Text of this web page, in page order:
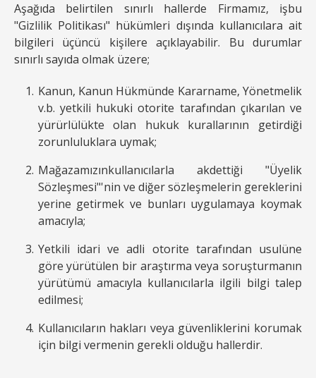
Aşağıda belirtilen sınırlı hallerde Firmamız, işbu
"Gizlilik Politikası" hükümleri dışında kullanıcılara ait
bilgileri üçüncü kişilere açıklayabilir. Bu durumlar
sınırlı sayıda olmak üzere;
Kanun, Kanun Hükmünde Kararname, Yönetmelik
v.b. yetkili hukuki otorite tarafından çıkarılan ve
yürürlülükte olan hukuk kurallarının getirdiği
zorunluluklara uymak;
Mağazamızınkullanıcılarla akdettiği "Üyelik
Sözleşmesi"'nin ve diğer sözleşmelerin gereklerini
yerine getirmek ve bunları uygulamaya koymak
amacıyla;
Yetkili idari ve adli otorite tarafından usulüne
göre yürütülen bir araştırma veya soruşturmanın
yürütümü amacıyla kullanıcılarla ilgili bilgi talep
edilmesi;
Kullanıcıların hakları veya güvenliklerini korumak
için bilgi vermenin gerekli olduğu hallerdir.